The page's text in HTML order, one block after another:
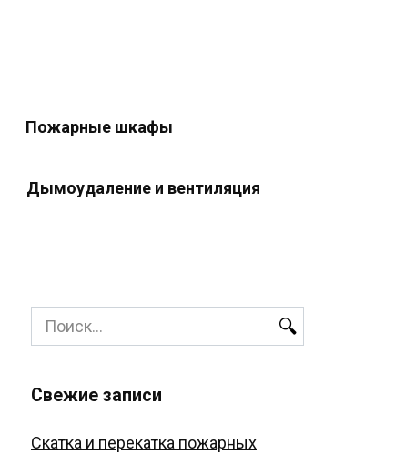
Пожарные шкафы
Дымоудаление и вентиляция
Search
for:
Свежие записи
Скатка и перекатка пожарных